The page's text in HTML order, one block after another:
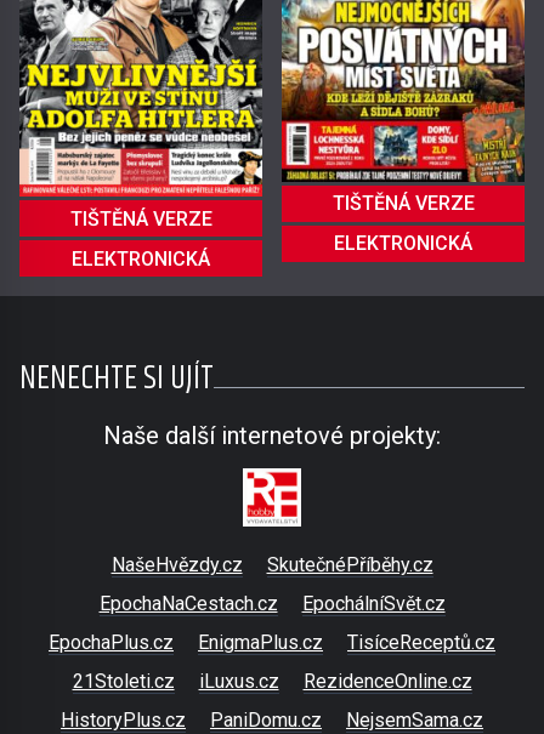
TIŠTĚNÁ VERZE
ELEKTRONICKÁ
TIŠTĚNÁ VERZE
ELEKTRONICKÁ
NENECHTE SI UJÍT
Naše další internetové projekty:
NašeHvězdy.cz
SkutečnéPříběhy.cz
EpochaNaCestach.cz
EpochálníSvět.cz
EpochaPlus.cz
EnigmaPlus.cz
TisíceReceptů.cz
21Stoleti.cz
iLuxus.cz
RezidenceOnline.cz
HistoryPlus.cz
PaniDomu.cz NejsemSama.cz